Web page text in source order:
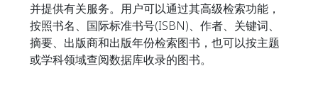
并提供有关服务。用户可以通过其高级检索功能，
按照书名、国际标准书号(ISBN)、作者、关键词、
摘要、出版商和出版年份检索图书，也可以按主题
或学科领域查阅数据库收录的图书。